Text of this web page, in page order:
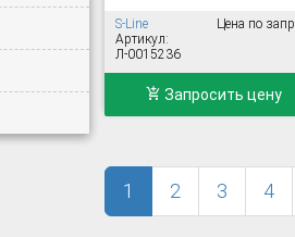
S-Line
Артикул:
Л-0015236
Цена по
Запросить цену
1 2 3 4